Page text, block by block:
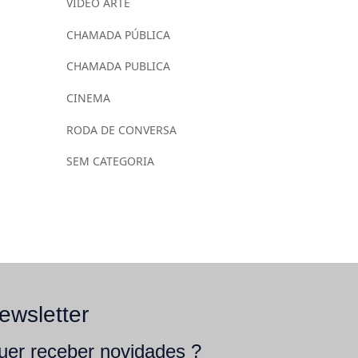
CHAMADA PÚBLICA
CHAMADA PUBLICA
CINEMA
RODA DE CONVERSA
SEM CATEGORIA
receber novidades ?